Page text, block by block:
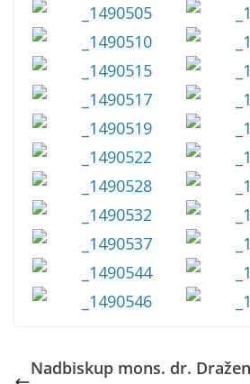
Nadbiskup mons. dr.